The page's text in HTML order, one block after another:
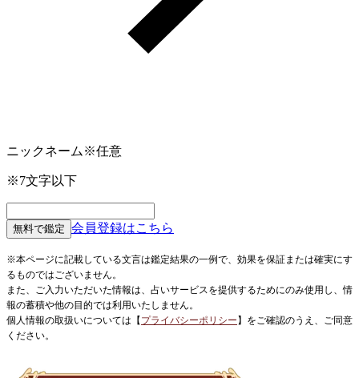
ニックネーム ※任意
※7文字以下
無料で鑑定 会員登録はこちら
※本ページに記載している文言は鑑定結果の一例で、効果を保証または確実にす
るものではございません。
また、ご入力いただいた情報は、占いサービスを提供するためにのみ使用し、情
報の蓄積や他の目的では利用いたしません。
個人情報の取扱いについては【プライバシーポリシー】 をご確認のうえ、ご同意
ください。